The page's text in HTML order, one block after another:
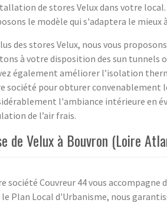
de stores Velux dans votre
le modèle qui s'adaptera le mieux
des stores Velux, nous vous
à votre disposition des sun tunnels
également améliorer l’isolation
société pour obturer convenablement
l'ambiance intérieure en
de l’air frais.
de Velux à Bouvron (Loire
société Couvreur 44 vous accompagne
le Plan Local d'Urbanisme, nous